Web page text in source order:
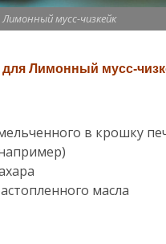
Лимонный мусс-чизкейк
Лимонный мусс-
в крошку
масла